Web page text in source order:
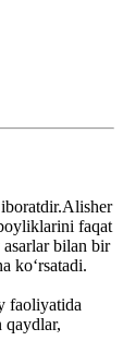
faqat
bilan bir
ko‘rsatadi.
faoliyatida
qaydlar,